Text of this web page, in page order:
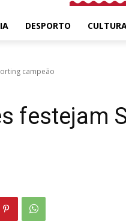
DESPORTO
campeão
festejam